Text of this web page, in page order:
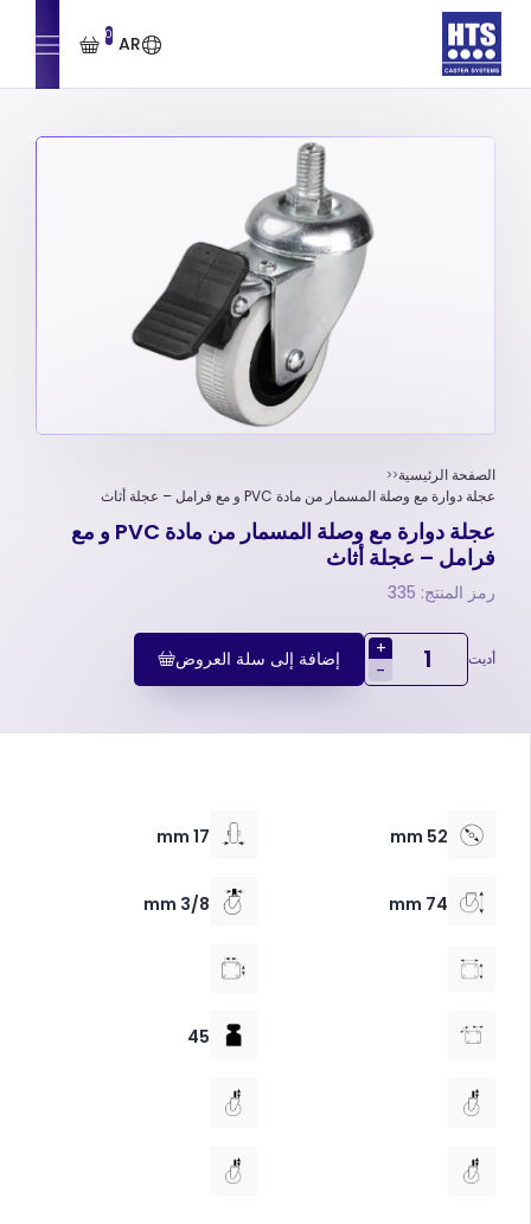
AR
0
الصفحة الرئيسية
عجلة دوارة مع وصلة المسمار من مادة PVC و مع فرامل – عجلة أثاث
عجلة دوارة مع وصلة المسمار من مادة PVC و مع
فرامل – عجلة أثاث
رمز المنتج: 335
أديت
+
-
إضافة إلى سلة العروض
52 mm
17 mm
74 mm
3/8 mm
45